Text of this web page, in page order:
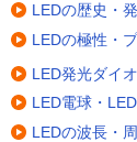
LEDの歴史・
LEDの極性・
LED発光ダイ
LED電球・
LEDの波長・